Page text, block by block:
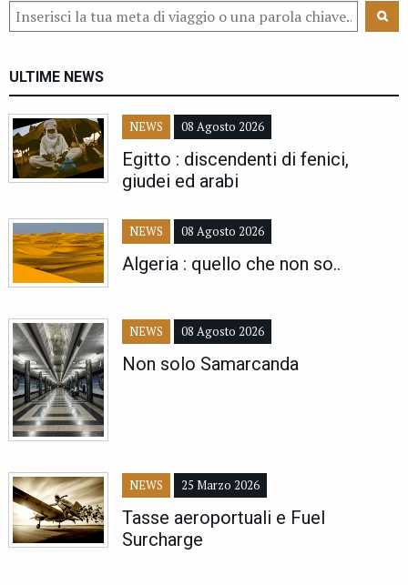
ULTIME NEWS
NEWS 08 Agosto 2026
Egitto : discendenti di fenici,
giudei ed arabi
NEWS 08 Agosto 2026
Algeria : quello che non so..
NEWS 08 Agosto 2026
Non solo Samarcanda
NEWS 25 Marzo 2026
Tasse aeroportuali e Fuel
Surcharge